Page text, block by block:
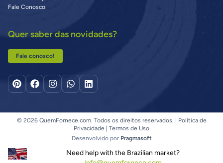
Fale Conosco
Quer saber das novidades?
Fale conosco!
© 2026 QuemFornece.com. Todos os direitos reservados. |
Política de
Privacidade
Termos de Uso
Desenvolvido por Pragmasoft
Need help with the Brazilian market?